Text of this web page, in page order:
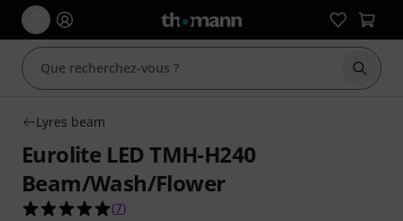
Lyres beam
Eurolite LED TMH-H240
Beam/Wash/Flower
5.0 étoiles sur 5 d'après 7 évaluations clients
(7)